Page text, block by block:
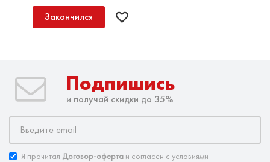
Закончился
Подпишись
и получай скидки до 35%
Я прочитал Договор-оферта и согласен с условиями